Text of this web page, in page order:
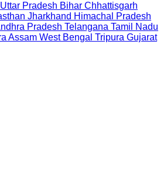
Uttar Pradesh Bihar Chhattisgarh
Jharkhand Himachal Pradesh
Pradesh Telangana Tamil Nadu
Assam West Bengal Tripura Gujarat